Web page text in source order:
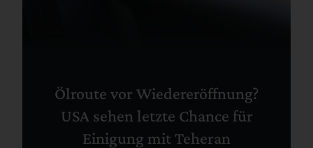
Ölroute vor Wiedereröffnung?
USA sehen letzte Chance für
Einigung mit Teheran